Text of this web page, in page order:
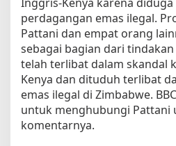
g
u
s
a
h
a
K
e
Inggris-Kenya karena
perdagangan emas ilegal.
Pattani dan empat orang
sebagai bagian dari
telah terlibat dalam skandal
Kenya dan dituduh terlibat
emas ilegal di Zimbabwe.
untuk menghubungi Pattani
komentarnya.